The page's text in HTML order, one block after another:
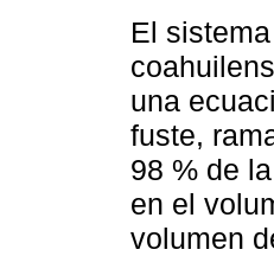
El
una
fuste,
98 % de
en el
volumen